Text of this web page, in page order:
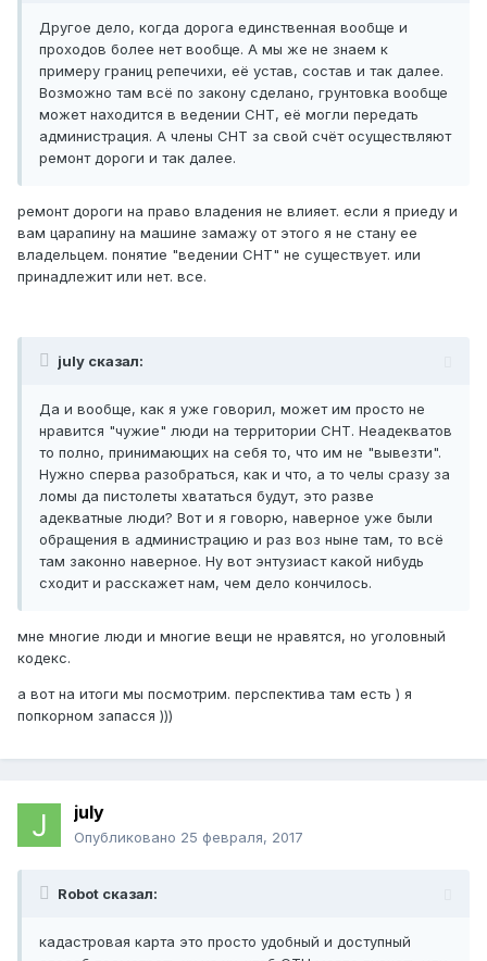
Другое дело, когда дорога единственная вообще и
проходов более нет вообще. А мы же не знаем к
примеру границ репечихи, её устав, состав и так далее.
Возможно там всё по закону сделано, грунтовка вообще
может находится в ведении СНТ, её могли передать
администрация. А члены СНТ за свой счёт осуществляют
ремонт дороги и так далее.
ремонт дороги на право владения не влияет. если я приеду и
вам царапину на машине замажу от этого я не стану ее
владельцем. понятие "ведении СНТ" не существует. или
принадлежит или нет. все.
july сказал:
Да и вообще, как я уже говорил, может им просто не
нравится "чужие" люди на территории СНТ. Неадекватов
то полно, принимающих на себя то, что им не "вывезти".
Нужно сперва разобраться, как и что, а то челы сразу за
ломы да пистолеты хвататься будут, это разве
адекватные люди? Вот и я говорю, наверное уже были
обращения в администрацию и раз воз ныне там, то всё
там законно наверное. Ну вот энтузиаст какой нибудь
сходит и расскажет нам, чем дело кончилось.
мне многие люди и многие вещи не нравятся, но уголовный
кодекс.
а вот на итоги мы посмотрим. перспектива там есть ) я
попкорном запасся )))
july
Опубликовано 25 февраля, 2017
Robot сказал:
кадастровая карта это просто удобный и доступный